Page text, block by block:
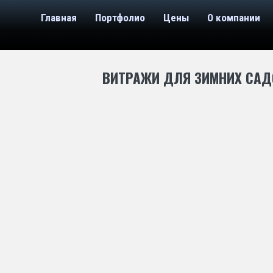
Главная Портфолио Цены О компании
ВИТРАЖИ ДЛЯ ЗИМНИХ